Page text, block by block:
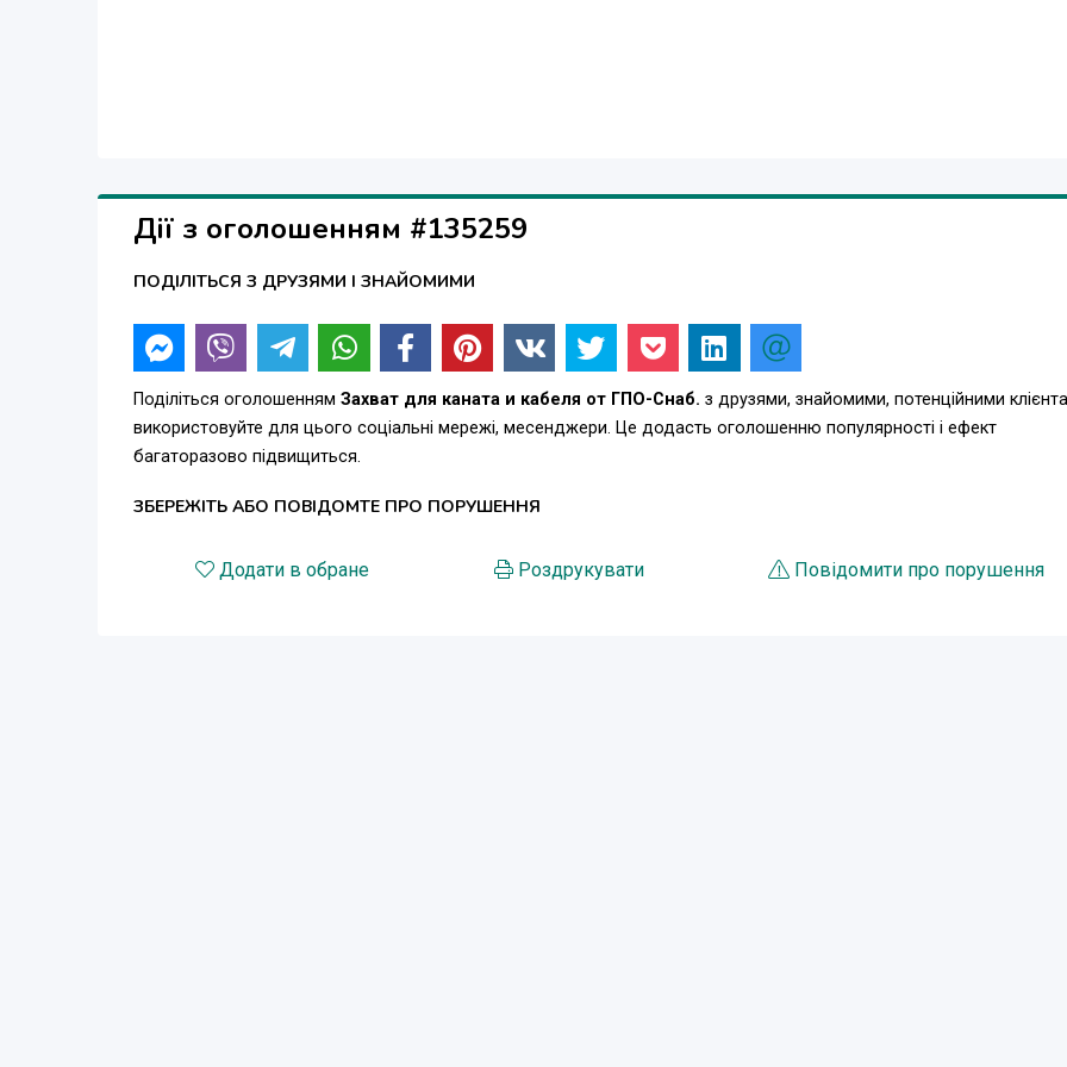
Дії з оголошенням #135259
ПОДІЛІТЬСЯ З ДРУЗЯМИ І ЗНАЙОМИМИ
Поділіться оголошенням Захват для каната и кабеля от ГПО-Снаб. з друзями, знайомими, потенційними
використовуйте для цього соціальні мережі, месенджери. Це додасть оголошенню популярності і ефект
багаторазово підвищиться.
ЗБЕРЕЖІТЬ АБО ПОВІДОМТЕ ПРО ПОРУШЕННЯ
Додати в обране Роздрукувати Повідомити про порушення